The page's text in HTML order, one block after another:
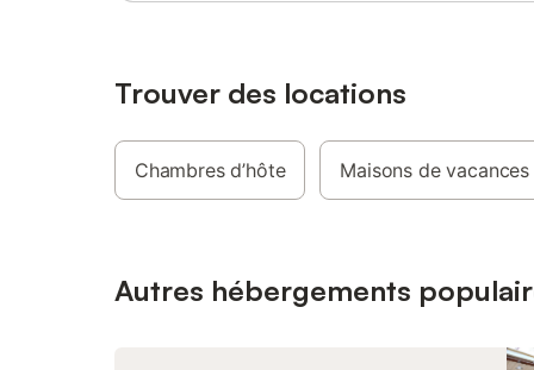
ce gîte
les
Trouver des locations
Chambres d’hôte Maisons de vacances
Autres hébergements